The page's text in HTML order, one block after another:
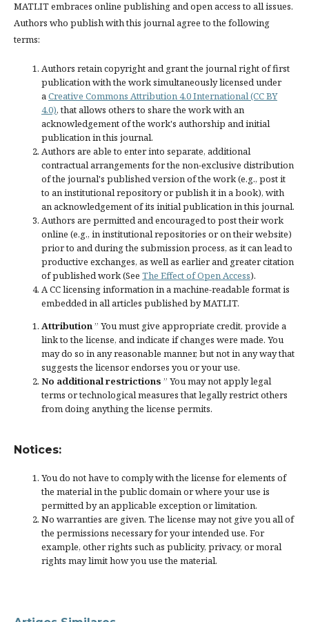
MATLIT embraces online publishing and open access to all issues.
Authors who publish with this journal agree to the following
terms:
Authors retain copyright and grant the journal right of first
publication with the work simultaneously licensed under
aCreative Commons Attribution 4.0 International (CC BY
4.0), that allows others to share the work with an
acknowledgement of the work's authorship and initial
publication in this journal.
Authors are able to enter into separate, additional
contractual arrangements for the non-exclusive distribution
of the journal's published version of the work (e.g., post it
to an institutional repository or publish it in a book), with
an acknowledgement of its initial publication in this journal.
Authors are permitted and encouraged to post their work
online (e.g., in institutional repositories or on their website)
prior to and during the submission process, as it can lead to
productive exchanges, as well as earlier and greater citation
of published work (See The Effect of Open Access).
A CC licensing information in a machine-readable format is
embedded in all articles published by MATLIT.
Attribution” You must give appropriate credit, provide a
link to the license, andindicate if changes were made. You
may do so in any reasonable manner, but not in any way that
suggests the licensor endorses you or your use.
No additional restrictions ” You may not apply legal
terms ortechnological measuresthat legally restrict others
from doing anything the license permits.
Notices:
You do not have to comply with the license for elements of
the material in the public domain or where your use is
permitted by an applicable exception or limitation.
No warranties are given. The license may not give you all of
the permissions necessary for your intended use. For
example, other rights such as publicity, privacy, or moral
rights may limit how you use the material.